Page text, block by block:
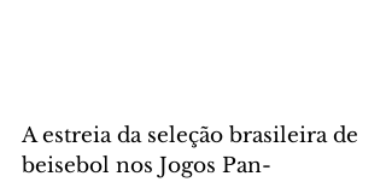
A estreia da seleção brasileira de
beisebol nos Jogos Pan-